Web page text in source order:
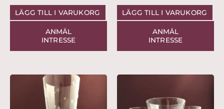
LÄGG TILL I VARUKORG
ANMÄL
INTRESSE
LÄGG TILL I VARUKORG
ANMÄL
INTRESSE